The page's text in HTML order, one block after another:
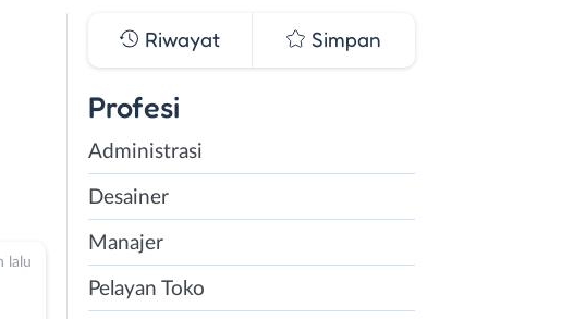
lalu
Riwayat Simpan
Profesi
Administrasi
Desainer
Manajer
Pelayan Toko